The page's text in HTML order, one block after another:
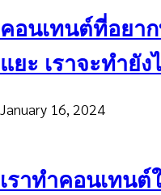
คอนเทนต์ที่อยา
แยะ เราจะทำยัง
January 16, 2024
เราทำคอนเทนต์